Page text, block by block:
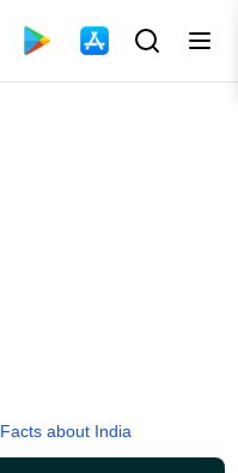
Facts about India